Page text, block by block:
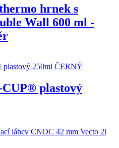
hrnek s
Wall 600 ml -
plastový